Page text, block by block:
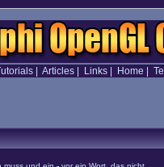
| Articles| Links| Home